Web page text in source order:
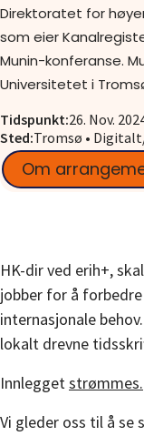
Gå til
Direktoratet for
som eier
Munin-konferanse.
Universitetet i
Tidspunkt:26. Nov.
Sted:Tromsø •
Om
HK-dir ved erih+,
jobber for å
internasjonale
lokalt drevne
Innleggetstrømmes.
Vi gleder oss til å se